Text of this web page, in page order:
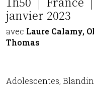
janvier 2023
avec Laure Calamy,
Thomas
Adolescentes,